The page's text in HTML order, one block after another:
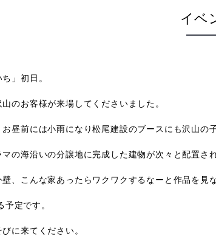
イベ
」初日。
のお客様が来場してくださいました。
昼前には小雨になり松尾建設のブースにも沢山の
の海沿いの分譲地に完成した建物が次々と配置され
、こんな家あったらワクワクするなーと作品を見
定です。
に来てください。